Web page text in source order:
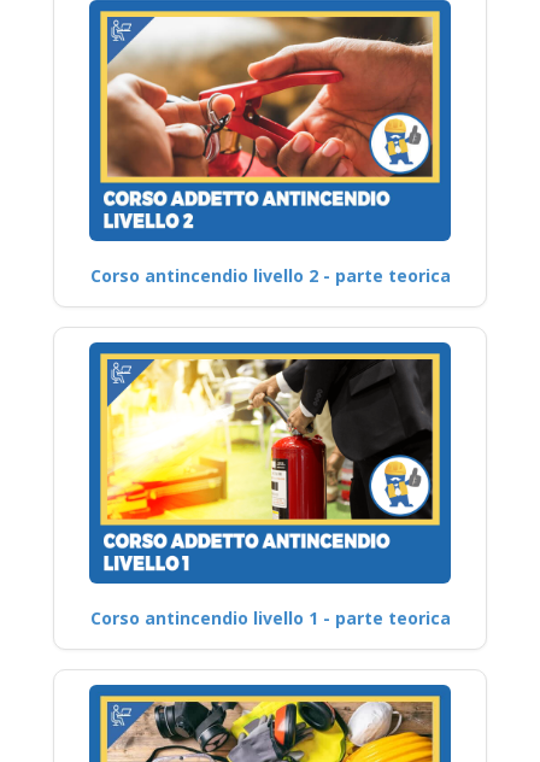
Corso antincendio livello 2 - parte teorica
Corso antincendio livello 1 - parte teorica